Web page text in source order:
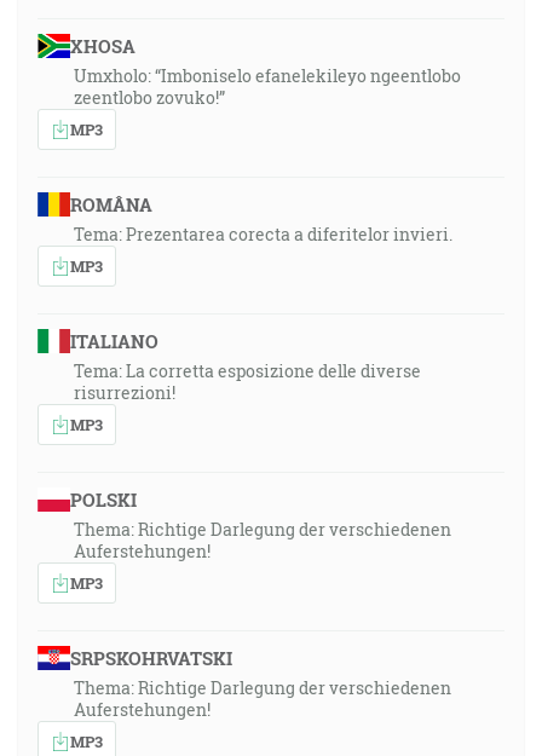
XHOSA
Umxholo: “Imboniselo efanelekileyo ngeentlobo
zeentlobo zovuko!”
MP3
ROMÂNA
Tema: Prezentarea corecta a diferitelor invieri.
MP3
ITALIANO
Tema: La corretta esposizione delle diverse
risurrezioni!
MP3
POLSKI
Thema: Richtige Darlegung der verschiedenen
Auferstehungen!
MP3
SRPSKOHRVATSKI
Thema: Richtige Darlegung der verschiedenen
Auferstehungen!
MP3